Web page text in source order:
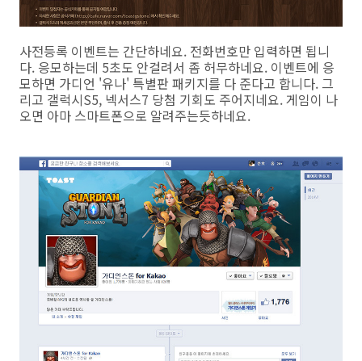
사전등록 이벤트는 간단하네요. 전화번호만 입력하면 됩니
다. 응모하는데 5초도 안걸려서 좀 허무하네요. 이벤트에 응
모하면 가디언 '유나' 특별판 패키지를 다 준다고 합니다. 그
리고 갤럭시S5, 넥서스7 당첨 기회도 주어지네요. 게임이 나
오면 아마 스마트폰으로 알려주는듯하네요.